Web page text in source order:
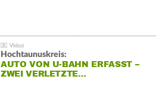
Hochtaunuskreis:
AUTO VON U-BAHN ERFASST –
ZWEI VERLETZTE…